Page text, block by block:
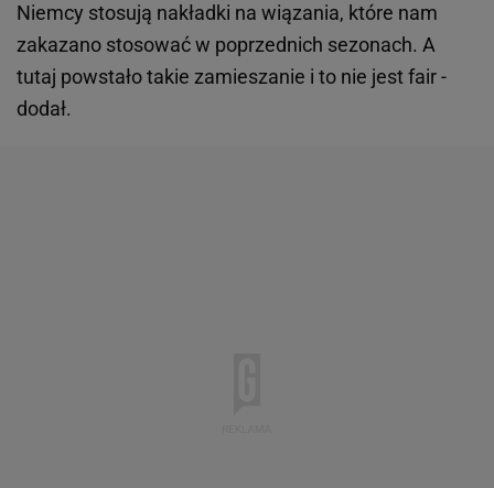
Niemcy stosują nakładki na wiązania, które nam
zakazano stosować w poprzednich sezonach. A
tutaj powstało takie zamieszanie i to nie jest fair -
dodał.